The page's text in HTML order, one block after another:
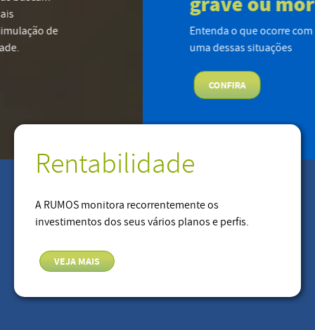
Entenda o que ocorre com seu plano em cada
Rentabilidade
A RUMOS monitora recorrentemente os
investimentos dos seus vários planos e perfis.
VEJA MAIS